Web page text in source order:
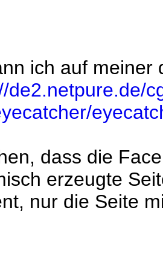
ich auf meiner
de2.netpure.de/
dass die
erzeugte
nur die Seite